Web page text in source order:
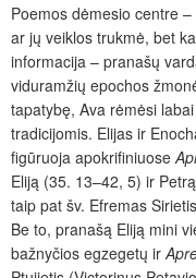
Poemos dėmesio centre
ar jų veiklos trukmė, bet
informacija – pranašų
viduramžių epochos
tapatybę, Ava rėmėsi
tradicijomis. Elijas ir
figūruoja apokrifiniuose
Eliją (35. 13–42, 5) ir
taip pat šv. Efremas
Be to, pranašą Eliją mini
bažnyčios egzegetų ir